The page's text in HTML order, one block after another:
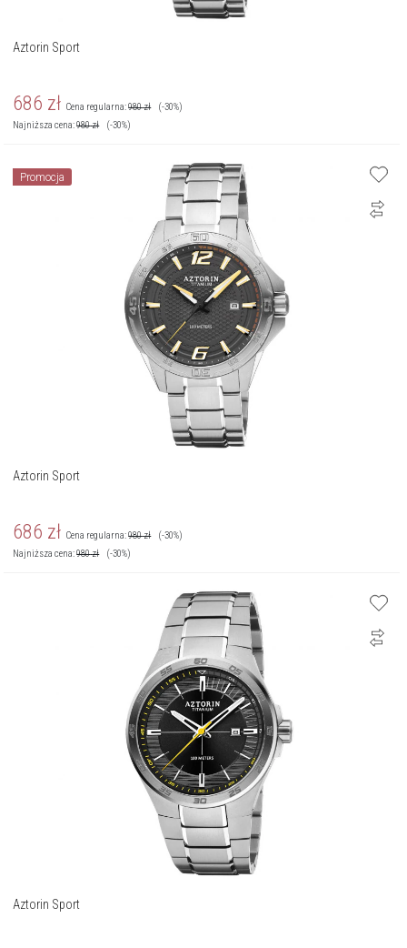
Aztorin Sport
686 zł Cena regularna:980zł
(-30%)
Najniższa cena:980zł (-30%)
Promocja
Aztorin Sport
686 zł Cena regularna:980zł
(-30%)
Najniższa cena:980zł (-30%)
Aztorin Sport